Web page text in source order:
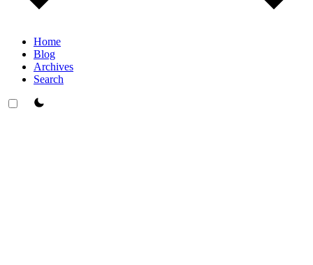
Home
Blog
Archives
Search
theme switcher